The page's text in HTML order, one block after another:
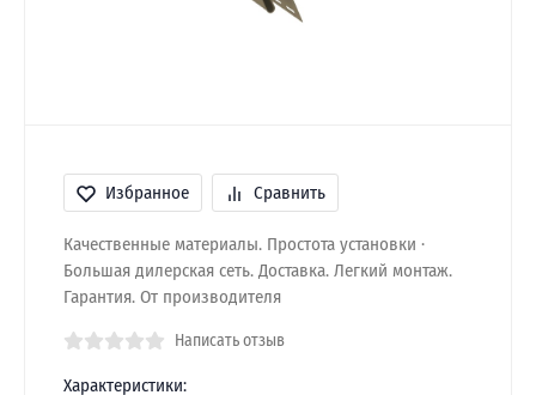
Избранное Сравнить
Качественные материалы. Простота установки ·
Большая дилерская сеть. Доставка. Легкий монтаж.
Гарантия. От производителя
Написать отзыв
Характеристики: